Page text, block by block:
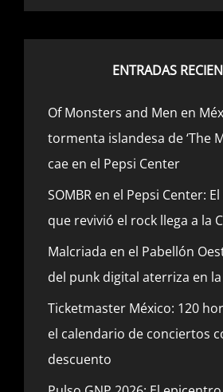
ENTRADAS
Of Monsters and Men en
tormenta islandesa de ‘The
cae en el Pepsi Center
SOMBR en el Pepsi Center:
que revivió el rock llega a la
Malcriada en el Pabellón
del punk digital aterriza en la
Ticketmaster México: 120
el calendario de conciertos
descuento